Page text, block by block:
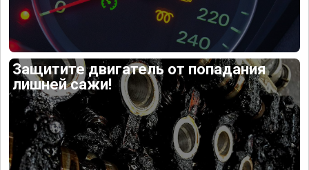
Защитите двигатель от попадания
лишней сажи!